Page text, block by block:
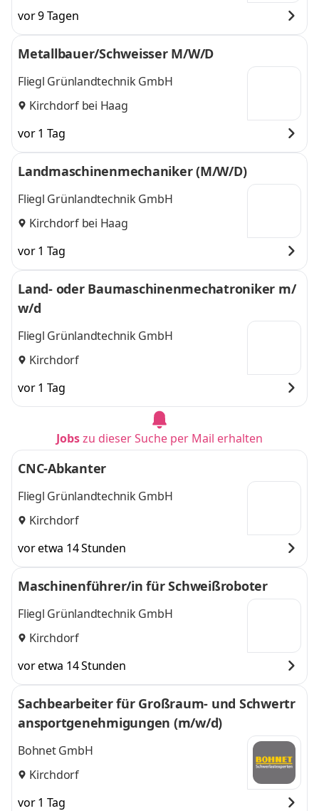
vor 9 Tagen
Metallbauer/Schweisser M/W/D
Fliegl Grünlandtechnik GmbH
Kirchdorf bei Haag
vor 1 Tag
Landmaschinenmechaniker (M/W/D)
Fliegl Grünlandtechnik GmbH
Kirchdorf bei Haag
vor 1 Tag
Land- oder Baumaschinenmechatroniker m/
w/d
Fliegl Grünlandtechnik GmbH
Kirchdorf
vor 1 Tag
Jobszu dieser Suche per Mail erhalten
CNC-Abkanter
Fliegl Grünlandtechnik GmbH
Kirchdorf
vor etwa 14 Stunden
Maschinenführer/in für Schweißroboter
Fliegl Grünlandtechnik GmbH
Kirchdorf
vor etwa 14 Stunden
Sachbearbeiter für Großraum- und Schwertr
ansportgenehmigungen (m/w/d)
Bohnet GmbH
Kirchdorf
vor 1 Tag